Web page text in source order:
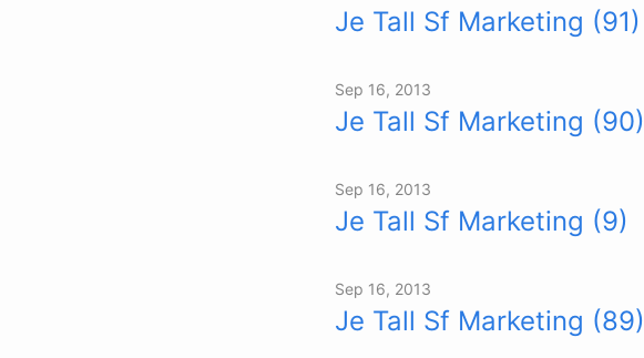
Je Tall Sf Marketing (91)
Sep 16, 2013
Je Tall Sf Marketing (90)
Sep 16, 2013
Je Tall Sf Marketing (9)
Sep 16, 2013
Je Tall Sf Marketing (89)